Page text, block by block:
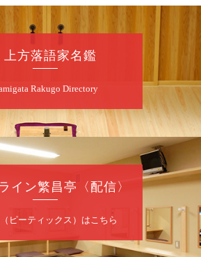
／露の瑞／桂きん太郎／いわみせいじ
絵）／笑福亭笑利／桂文太～仲入～露
道亭 配信あり
8月7日（金）
落語と芝居をしてみる会
／桂団治郎／桂弥太郎／桂米舞／是
午後6時30分（6時開場）全席指定
せ：米朝事務所 06-6365-8281（平日
上方落語家名鑑
Rakugo Directory
イン繁昌亭〈配信〉
ピーティックス）はこちら